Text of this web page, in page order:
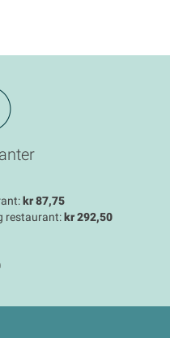
kr 87,75
restaurant:kr 292,50